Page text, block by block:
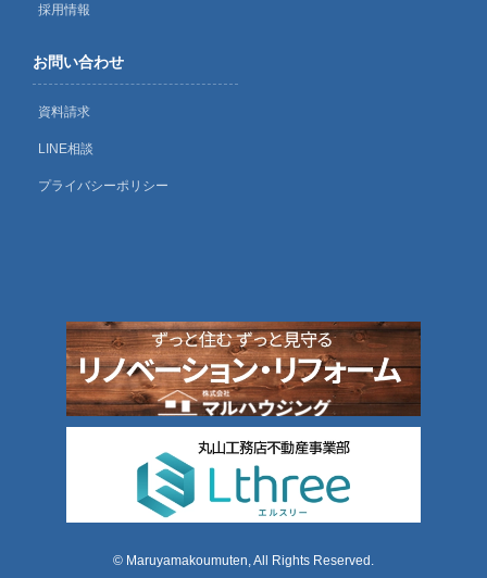
採用情報
お問い合わせ
資料請求
LINE相談
プライバシーポリシー
© Maruyamakoumuten, All Rights Reserved.